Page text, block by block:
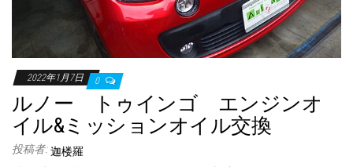
2022年1月7日 0
ルノー トゥインゴ エンジンオ
イル&ミッションオイル交換
投稿者: 迦楼羅